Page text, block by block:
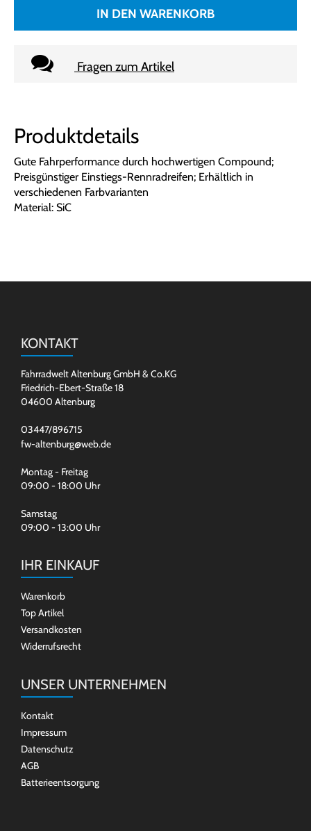
IN DEN WARENKORB
Fragen zum Artikel
Produktdetails
Gute Fahrperformance durch hochwertigen Compound;
Preisgünstiger Einstiegs-Rennradreifen; Erhältlich in
verschiedenen Farbvarianten
Material: SiC
KONTAKT
Fahrradwelt Altenburg GmbH & Co.KG
Friedrich-Ebert-Straße 18
04600 Altenburg
03447/896715
fw-altenburg@web.de
Montag - Freitag
09:00 - 18:00 Uhr
Samstag
09:00 - 13:00 Uhr
IHR EINKAUF
Warenkorb
Top Artikel
Versandkosten
Widerrufsrecht
UNSER UNTERNEHMEN
Kontakt
Impressum
Datenschutz
AGB
Batterieentsorgung